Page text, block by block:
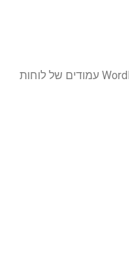
לוחות משחק של Wordle: 120 עמודים של לוחות